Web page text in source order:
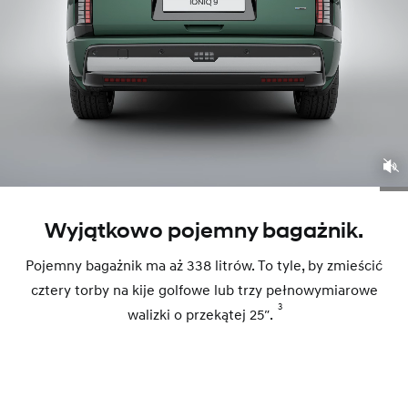
Wyjątkowo pojemny bagażnik.
Pojemny bagażnik ma aż 338 litrów. To tyle, by zmieścić
cztery torby na kije golfowe lub trzy pełnowymiarowe
walizki o przekątej 25″. 3